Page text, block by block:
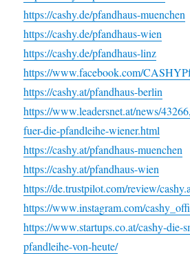
https://cashy.de/pfandhaus-muenchen
https://cashy.de/pfandhaus-wien
https://cashy.de/pfandhaus-linz
https://www.facebook.com/
https://cashy.at/pfandhaus-berlin
https://www.leadersnet.at/news/
fuer-die-pfandleihe-wiener.html
https://cashy.at/pfandhaus-muenchen
https://cashy.at/pfandhaus-wien
https://de.trustpilot.com/review/
https://www.instagram.com/
https://www.startups.co.at/cashy-die-
pfandleihe-von-heute/